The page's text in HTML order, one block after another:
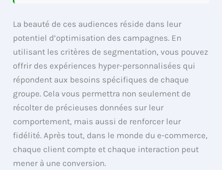
La beauté de ces audiences réside dans leur
potentiel d’optimisation des campagnes. En
utilisant les critères de segmentation, vous pouvez
offrir des expériences hyper-personnalisées qui
répondent aux besoins spécifiques de chaque
groupe. Cela vous permettra non seulement de
récolter de précieuses données sur leur
comportement, mais aussi de renforcer leur
fidélité. Après tout, dans le monde du e-commerce,
chaque client compte et chaque interaction peut
mener à une conversion.